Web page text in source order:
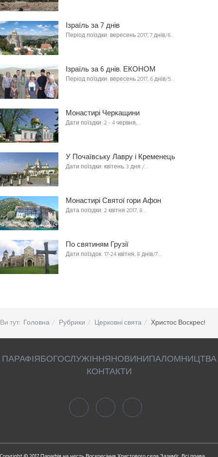
Ізраїль за 7 днів
Період поїздки: вересень 2017, 7 днів/6…
Ізраїль за 6 днів. ЕКОНОМ
Період поїздки: вересень 2017, 6 днів/5…
Монастирі Черкащини
Дати поїздки: 2 - 4 червня,…
У Почаївську Лавру і Кременець
Дати поїздки: квітень, 3 дня /…
Монастирі Святої гори Афон
Дата поїздки: 2 квітня 2017, 8…
По святиням Грузії
Дати поїздок: 17-24 квітня, 8 днів/7…
Ви тут: Головна Рубрики Церковні свята Христос Воскрес!
ПАРАФІЯБОГОСЛУЖІННЯНОВИНИПАЛОМНИЦТВА
КОНТАКТИ